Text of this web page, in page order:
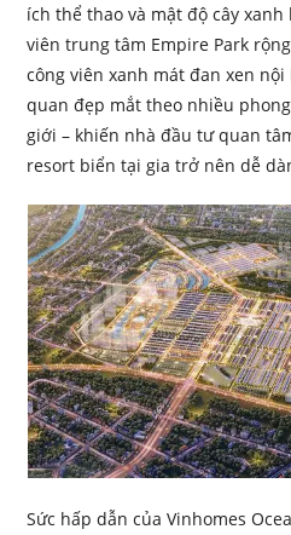
ích thể thao và mật độ cây
viên trung tâm Empire Park
công viên xanh mát đan xen
quan đẹp mắt theo nhiều
giới – khiến nhà đầu tư quan
resort biển tại gia trở nên dễ
Sức hấp dẫn của Vinhomes